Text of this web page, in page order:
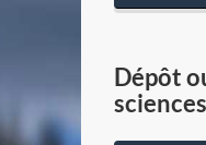
Dépôt